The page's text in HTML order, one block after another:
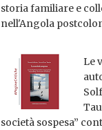
storia familiare e
nell'Angola
Le
società sospesa”